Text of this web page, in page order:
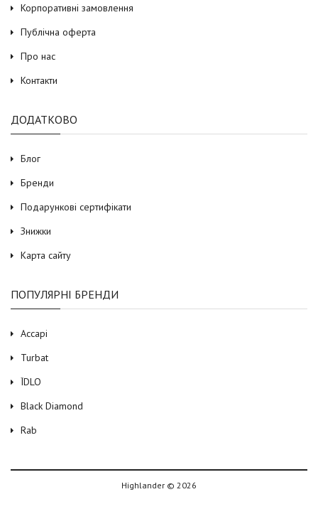
Корпоративні замовлення
Публічна оферта
Про нас
Контакти
ДОДАТКОВО
Блог
Бренди
Подарункові сертифікати
Знижки
Карта сайту
ПОПУЛЯРНІ БРЕНДИ
Accapi
Turbat
ЇDLO
Black Diamond
Rab
Highlander © 2026